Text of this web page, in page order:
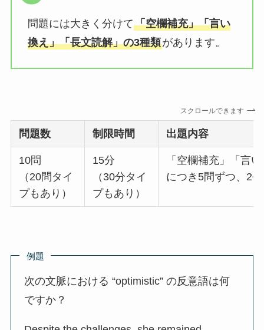
問題には大きく分けて「空欄補充」「言い
換え」「長文読解」の3種類があります。
スクロールできます
問題数 制限時間 出題内容
10問
（20問タイ
プもあり）
15分
（30分タイ
プもあり）
「空欄補充」「言
につき5問ずつ、2
例題
次の文脈における “optimistic” の反意語は何
ですか？